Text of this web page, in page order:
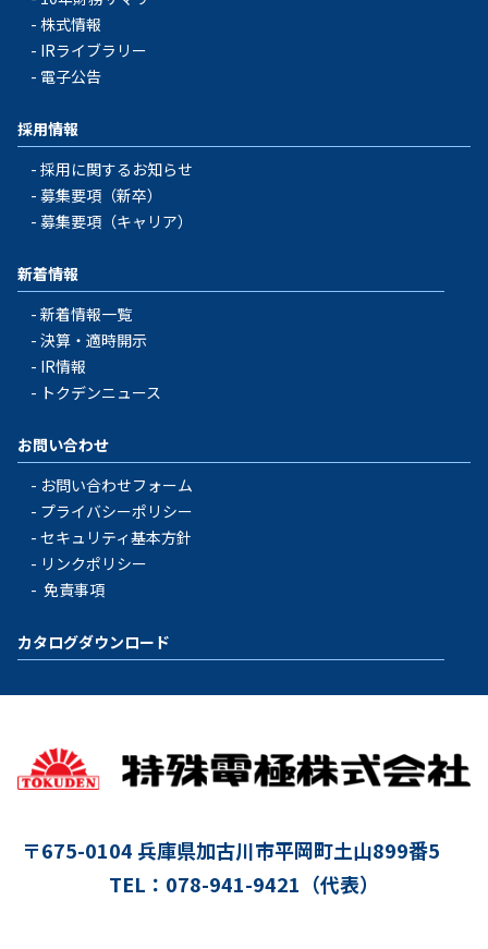
株式情報
IRライブラリー
電子公告
採用情報
採用に関するお知らせ
募集要項（新卒）
募集要項（キャリア）
新着情報
新着情報一覧
決算・適時開示
IR情報
トクデンニュース
お問い合わせ
お問い合わせフォーム
プライバシーポリシー
セキュリティ基本方針
リンクポリシー
免責事項
カタログダウンロード
〒675-0104 兵庫県加古川市平岡町土山899番5
TEL：078-941-9421（代表）